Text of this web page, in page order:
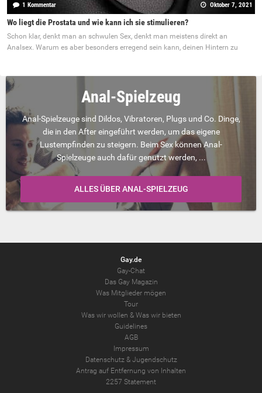
1 Kommentar Oktober 7, 2021
Wo liegt die Prostata und wie kann ich sie stimulieren?
Schon klar, denkt man an schwulen Sex, denkt man meistens direkt an
Analsex. Warum es aber besonders erregend sein kann, deinen Hintern zu
Anal-Spielzeug
Anal-Spielzeuge sind Dildos, Vibratoren, Plugs und Co. Dinge,
die in den After eingeführt werden, um das eigene
Lustempfinden zu steigern. Beim Sex können Anal-
Spielzeuge auch dafür genutzt werden, ...
ALLES ÜBER ANAL-SPIELZEUG
Gay.de
Gay-Chat
Das Gay Magazin
Was Mitglieder mögen
Tour
Was wir wollen & Was wir bieten
Guidelines
AGB
Impressum
Datenschutz& Jugendschutz
Antrag auf Entfernung von Inhalten
2257 Statement